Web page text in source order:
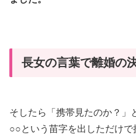
長女の言葉で離婚の
そしたら「携帯見たのか？」
○○という苗字を出しただけ